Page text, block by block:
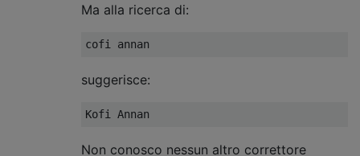
Ma alla ricerca di:
suggerisce:
Non conosco nessun altro correttore